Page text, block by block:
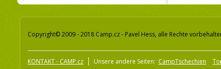
Copyright© 2009 - 2018 Camp.cz - Pavel Hess, alle Rechte
KONTAKT - CAMP.cz Unsere andere Seiten: CampTschechien